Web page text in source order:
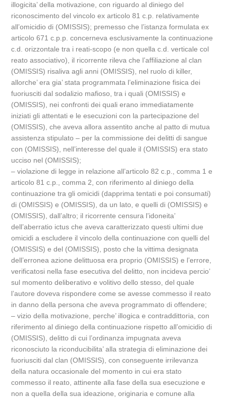
illogicita’ della motivazione, con riguardo al diniego del
riconoscimento del vincolo ex articolo 81 c.p. relativamente
all’omicidio di (OMISSIS); premesso che l’istanza formulata ex
articolo 671 c.p.p. concerneva esclusivamente la continuazione
c.d. orizzontale tra i reati-scopo (e non quella c.d. verticale col
reato associativo), il ricorrente rileva che l’affiliazione al clan
(OMISSIS) risaliva agli anni (OMISSIS), nel ruolo di killer,
allorche’ era gia’ stata programmata l’eliminazione fisica dei
fuoriusciti dal sodalizio mafioso, tra i quali (OMISSIS) e
(OMISSIS), nei confronti dei quali erano immediatamente
iniziati gli attentati e le esecuzioni con la partecipazione del
(OMISSIS), che aveva allora assentito anche al patto di mutua
assistenza stipulato – per la commissione dei delitti di sangue
con (OMISSIS), nell’interesse del quale il (OMISSIS) era stato
ucciso nel (OMISSIS);
– violazione di legge in relazione all’articolo 82 c.p., comma 1 e
articolo 81 c.p., comma 2, con riferimento al diniego della
continuazione tra gli omicidi (dapprima tentati e poi consumati)
di (OMISSIS) e (OMISSIS), da un lato, e quelli di (OMISSIS) e
(OMISSIS), dall’altro; il ricorrente censura l’idoneita’
dell’aberratio ictus che aveva caratterizzato questi ultimi due
omicidi a escludere il vincolo della continuazione con quelli del
(OMISSIS) e del (OMISSIS), posto che la vittima designata
dell’erronea azione delittuosa era proprio (OMISSIS) e l’errore,
verificatosi nella fase esecutiva del delitto, non incideva percio’
sul momento deliberativo e volitivo dello stesso, del quale
l’autore doveva rispondere come se avesse commesso il reato
in danno della persona che aveva programmato di offendere;
– vizio della motivazione, perche’ illogica e contraddittoria, con
riferimento al diniego della continuazione rispetto all’omicidio di
(OMISSIS), delitto di cui l’ordinanza impugnata aveva
riconosciuto la riconducibilita’ alla strategia di eliminazione dei
fuoriusciti dal clan (OMISSIS), con conseguente irrilevanza
della natura occasionale del momento in cui era stato
commesso il reato, attinente alla fase della sua esecuzione e
non a quella della sua ideazione, originaria e comune alla